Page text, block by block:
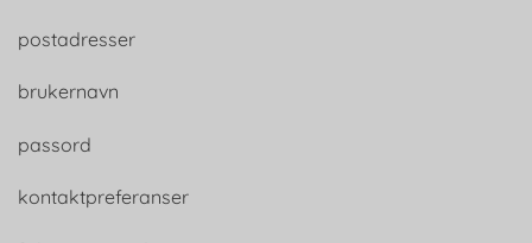
postadresser
brukernavn
passord
kontaktpreferanser